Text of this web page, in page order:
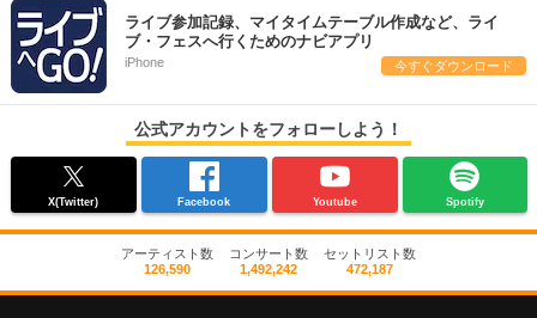
ライブ参加記録、マイタイムテーブル作成など、ライ
ブ・フェスへ行くためのナビアプリ
iPhone 今すぐダウンロード
公式アカウントをフォローしよう！
X(Twitter) Facebook Youtube Spotify
アーティスト数
126,590
コンサート数
1,492,242
セットリスト数
472,187